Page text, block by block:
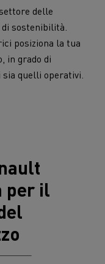
delle
sostenibilità.
posiziona la tua
in grado di
quelli operativi.
per il